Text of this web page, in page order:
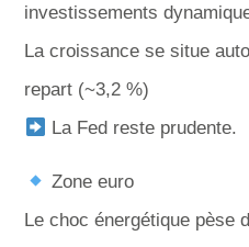
investissements
La croissance se situe
repart (~3,2 %)
La Fed reste prudente.
Zone euro
Le choc énergétique pèse